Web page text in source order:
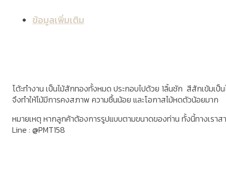
ข้อมูลเพิ่มเติม
โต้ะทำงาน เป็นไม้สักทองทั้งหมด ประกอบไปด้วย 1ลิ้นชัก สีสักเข้มเ
จึงทำให้ไม้มีการคงสภาพ ความชื้นน้อย และโอกาสไม้หดตัวน้อยมาก
หมายเหตุ หากลูกค้าต้องการรูปแบบตามขนาดของท่าน ทั้งนี้ทางเรา
Line : @PMT158